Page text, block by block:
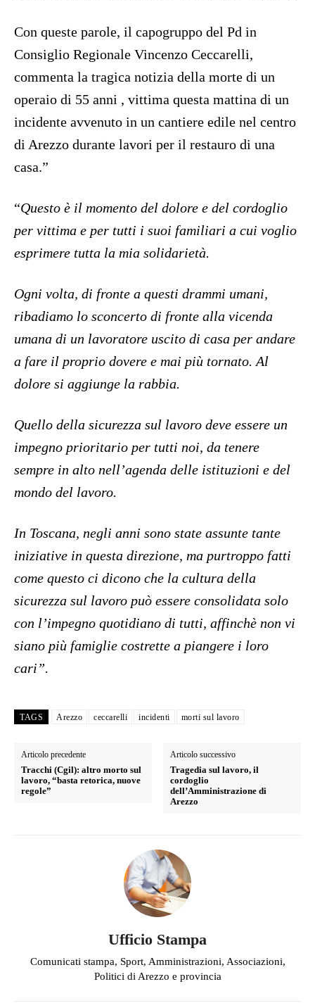
Con queste parole, il capogruppo del Pd in
Consiglio Regionale Vincenzo Ceccarelli,
commenta la tragica notizia della morte di un
operaio di 55 anni , vittima questa mattina di un
incidente avvenuto in un cantiere edile nel centro
di Arezzo durante lavori per il restauro di una
casa.”
“Questo è il momento del dolore e del cordoglio
per vittima e per tutti i suoi familiari a cui voglio
esprimere tutta la mia solidarietà.
Ogni volta, di fronte a questi drammi umani,
ribadiamo lo sconcerto di fronte alla vicenda
umana di un lavoratore uscito di casa per andare
a fare il proprio dovere e mai più tornato. Al
dolore si aggiunge la rabbia.
Quello della sicurezza sul lavoro deve essere un
impegno prioritario per tutti noi, da tenere
sempre in alto nell’agenda delle istituzioni e del
mondo del lavoro.
In Toscana, negli anni sono state assunte tante
iniziative in questa direzione, ma purtroppo fatti
come questo ci dicono che la cultura della
sicurezza sul lavoro può essere consolidata solo
con l’impegno quotidiano di tutti, affinchè non vi
siano più famiglie costrette a piangere i loro
cari”.
TAGS Arezzo ceccarelli incidenti morti sul lavoro
Articolo precedente
Tracchi (Cgil): altro morto sul
lavoro, “basta retorica, nuove
regole”
Articolo successivo
Tragedia sul lavoro, il
cordoglio
dell’Amministrazione di
Arezzo
Ufficio Stampa
Comunicati stampa, Sport, Amministrazioni, Associazioni,
Politici di Arezzo e provincia